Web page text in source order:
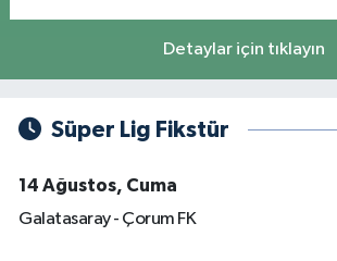
Detaylar için tıklayın
Süper Lig Fikstür
14 Ağustos, Cuma
Galatasaray - Çorum FK